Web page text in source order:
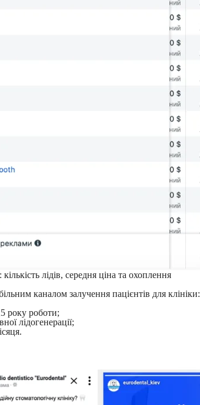
лідів, середня ціна та охоплення
каналом залучення пацієнтів для клініки:
року роботи;
лідогенерації;